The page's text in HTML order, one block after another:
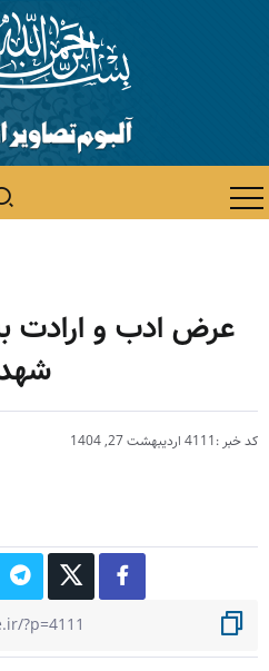
عرض ادب و
کد خبر :4111 اردیبهشت 27, 1404